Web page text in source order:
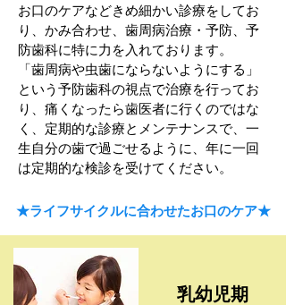
お口のケアなどきめ細かい診療をしてお
り、かみ合わせ、歯周病治療・予防、予
防歯科に特に力を入れております。
「歯周病や虫歯にならないようにする」
という予防歯科の視点で治療を行ってお
り、痛くなったら歯医者に行くのではな
く、定期的な診療とメンテナンスで、一
生自分の歯で過ごせるように、年に一回
は定期的な検診を受けてください。
★ライフサイクルに合わせたお口のケア★
乳幼児期